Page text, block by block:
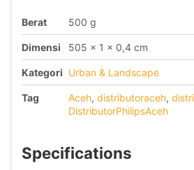
Berat 500 g
Dimensi 505 × 1 × 0,4 cm
Kategori Urban & Landscape
Tag Aceh, distributoraceh,
DistributorPhilipsAceh
Specifications